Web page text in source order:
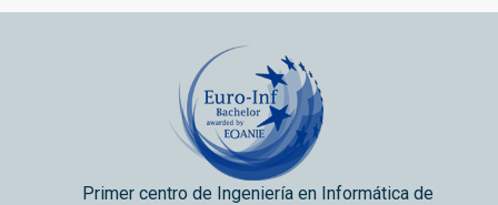
Primer centro de Ingeniería en Informática de